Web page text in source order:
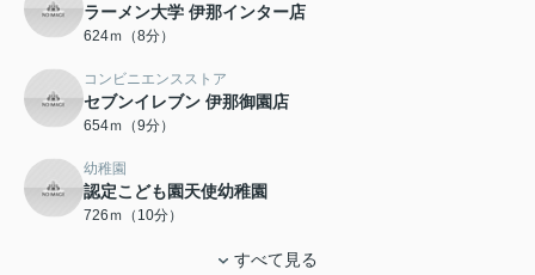
ラーメン大学 伊那インター店
624ｍ（8分）
コンビニエンスストア
セブンイレブン 伊那御園店
654ｍ（9分）
幼稚園
認定こども園天使幼稚園
726ｍ（10分）
すべて見る